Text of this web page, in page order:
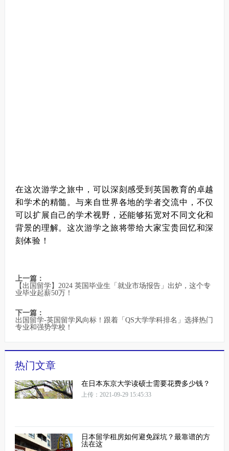
在这次游学之旅中，可以深刻感受到英国教育的卓越
和学术的精髓。与来自世界各地的学者交流中，不仅
可以扩展自己的学术视野，还能够拓宽对不同文化和
背景的理解。这次游学之旅将带给大家宝贵回忆和深
刻体验！
上一篇：
【出国留学】2024 英国毕业生「就业市场报告」出炉，这个专
业毕业起薪50万！
下一篇：
出国留学-英国留学风向标！跟着「QS大学学科排名」选择热门
专业和强势学校！
热门文章
在日本东京大学读硕士需要花费多少钱？
上传：2021-09-29 15:45:33
日本留学租房如何避免踩坑？最靠谱的方
法在这